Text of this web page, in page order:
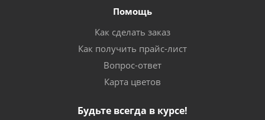
Помощь
Как сделать заказ
Как получить прайс-лист
Вопрос-ответ
Карта цветов
Будьте всегда в курсе!